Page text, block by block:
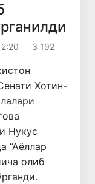
3 192
Хотин-
Нукус
“Аёллар
олиб